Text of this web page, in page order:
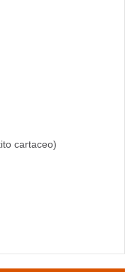
cartaceo)